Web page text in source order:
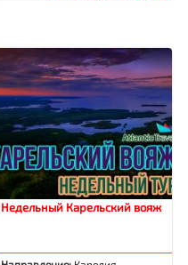
Недельный Карельский вояж